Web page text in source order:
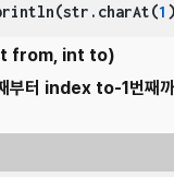
1
from, int to)
터 index to-1번째까